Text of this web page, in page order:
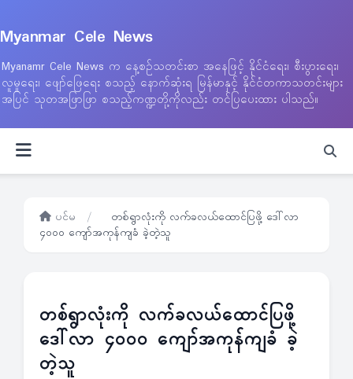
Myanmar Cele News
Myanamr Cele News က နေ့စဉ်သတင်းစာ အနေဖြင့် နိုင်ငံရေး၊ စီးပွားရေး၊
လူမှုရေး၊ ဖျော်ဖြေရေး စသည့် နောက်ဆုံးရ မြန်မာနှင့် နိုင်ငံတကာသတင်းများ
အပြင် သုတအဖြာဖြာ စသည့်ကဏ္ဍတို့ကိုလည်း တင်ပြပေးထား ပါသည်။
ပင်မ /
တစ်ရွာလုံးကို လက်ခလယ်ထောင်ပြဖို့ ဒေါ်လာ
၄၀၀၀ ကျော်အကုန်ကျခံ ခဲ့တဲ့သူ
တစ်ရွာလုံးကို လက်ခလယ်ထောင်ပြဖို့
ဒေါ်လာ ၄၀၀၀ ကျော်အကုန်ကျခံ ခဲ့
တဲ့သူ